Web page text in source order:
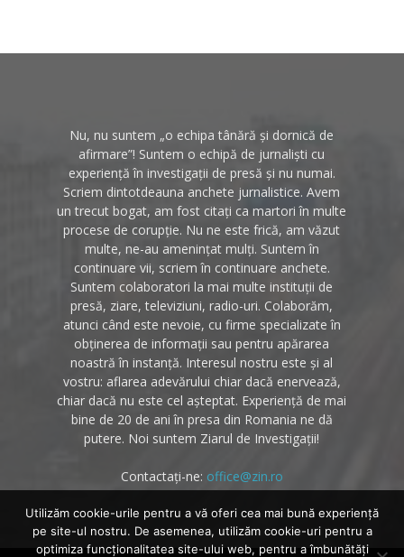
Nu, nu suntem „o echipa tânără și dornică de
afirmare”! Suntem o echipă de jurnaliști cu
experiență în investigații de presă și nu numai.
Scriem dintotdeauna anchete jurnalistice. Avem
un trecut bogat, am fost citați ca martori în multe
procese de corupție. Nu ne este frică, am văzut
multe, ne-au amenințat mulți. Suntem în
continuare vii, scriem în continuare anchete.
Suntem colaboratori la mai multe instituții de
presă, ziare, televiziuni, radio-uri. Colaborăm,
atunci când este nevoie, cu firme specializate în
obținerea de informații sau pentru apărarea
noastră în instanță. Interesul nostru este și al
vostru: aflarea adevărului chiar dacă enervează,
chiar dacă nu este cel așteptat. Experiență de mai
bine de 20 de ani în presa din Romania ne dă
putere. Noi suntem Ziarul de Investigații!
Contactați-ne: office@zin.ro
Utilizăm cookie-urile pentru a vă oferi cea mai bună experiență
pe site-ul nostru. De asemenea, utilizăm cookie-uri pentru a
optimiza funcţionalitatea site-ului web, pentru a îmbunătăţi